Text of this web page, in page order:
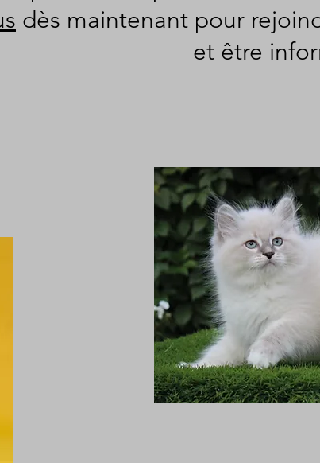
dès maintenant pour
et être